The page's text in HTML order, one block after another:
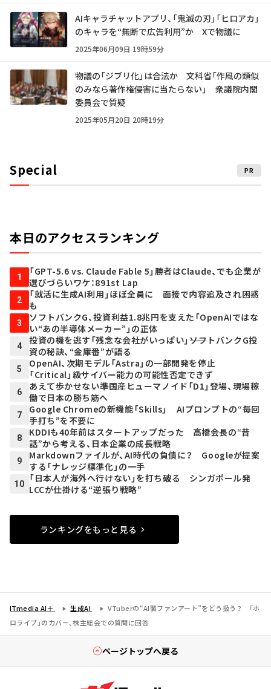
AIキャラチャットアプリ、「鬼滅の刃」「ヒロアカ」
のキャラを“無断で広告利用”か Xで物議に
2025年06月09日 19時59分
物議の「ジブリ化」は合法か 文科省「作風の類似
のみなら著作権侵害に当たらない」 衆議院内閣
委員会で質疑
2025年05月20日 20時19分
Special PR
本日のアクセスランキング
1
「GPT-5.6 vs. Claude Fable 5」勝者はClaude、でも企業が
選びづらいワケ：891st Lap
2
「就活に生成AI利用」ほぼ全員に 面接で内容追及され困惑
も
3
ソフトバンクG、投資利益1.8兆円を支えた「OpenAIではな
い“あの半導体メーカー”」の正体
4
投資の機を逃す「残念な会社がいっぱい」――ソフトバンクG投
資の秘訣、“金庫番”が語る
5
OpenAI、次期モデル「Astra」の一部開発を停止
「Critical」級サイバー能力の可能性否定できず
6
あえて歩かせない――準国産ヒューマノイド「D1」登場、現場稼
働で日本の勝ち筋へ
7
Google Chromeの新機能「Skills」 AIプロンプトの“毎回
手打ち”を不要に
8
KDDIも40年前はスタートアップだった 高橋会長の“昔
話”から考える、日本企業の成長戦略
9
Markdownファイルが、AI時代の負債に？ Googleが提案
する「ナレッジ標準化」の一手
10
「日本人が海外へ行けない」を打ち破る シンガポール発
LCCが仕掛ける“逆張り戦略”
ランキングをもっと見る
ITmedia AI＋ 生成AI
VTuberの“AI製ファンアート”をどう扱う？ 「ホ
ロライブ」のカバー、株主総会での質問に回答
ページトップへ戻る